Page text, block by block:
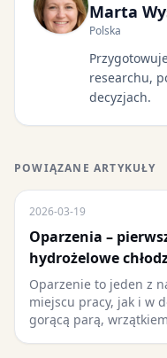
Marta
Polska
researchu,
decyzjach.
POWIĄZANE ARTYKUŁY
2026-03-19
Oparzenia –
hydrożelowe
Oparzenie to jeden z
miejscu pracy, jak i w
gorącą parą,